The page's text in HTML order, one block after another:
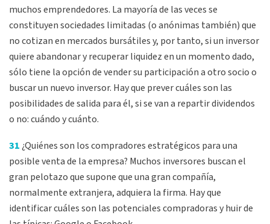
muchos emprendedores. La mayoría de las veces se
constituyen sociedades limitadas (o anónimas también) que
no cotizan en mercados bursátiles y, por tanto, si un inversor
quiere abandonar y recuperar liquidez en un momento dado,
sólo tiene la opción de vender su participación a otro socio o
buscar un nuevo inversor. Hay que prever cuáles son las
posibilidades de salida para él, si se van a repartir dividendos
o no: cuándo y cuánto.
31¿Quiénes son los compradores estratégicos para una
posible venta de la empresa? Muchos inversores buscan el
gran pelotazo que supone que una gran compañía,
normalmente extranjera, adquiera la firma. Hay que
identificar cuáles son las potenciales compradoras y huir de